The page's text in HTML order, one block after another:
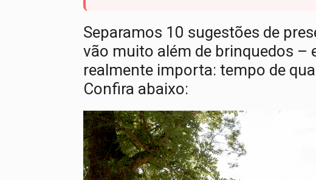
Separamos 10 sugestões de
vão muito além de brinquedos –
realmente importa: tempo de
Confira abaixo: